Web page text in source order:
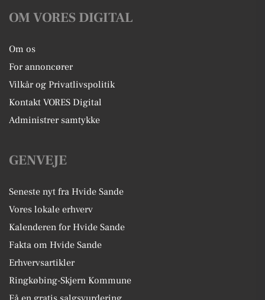
OM VORES DIGITAL
Om os
For annoncører
Vilkår og Privatlivspolitik
Kontakt VORES Digital
Administrer samtykke
GENVEJE
Seneste nyt fra Hvide Sande
Vores lokale erhverv
Kalenderen for Hvide Sande
Fakta om Hvide Sande
Erhvervsartikler
Ringkøbing-Skjern Kommune